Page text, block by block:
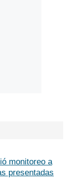
monitoreo a
presentadas